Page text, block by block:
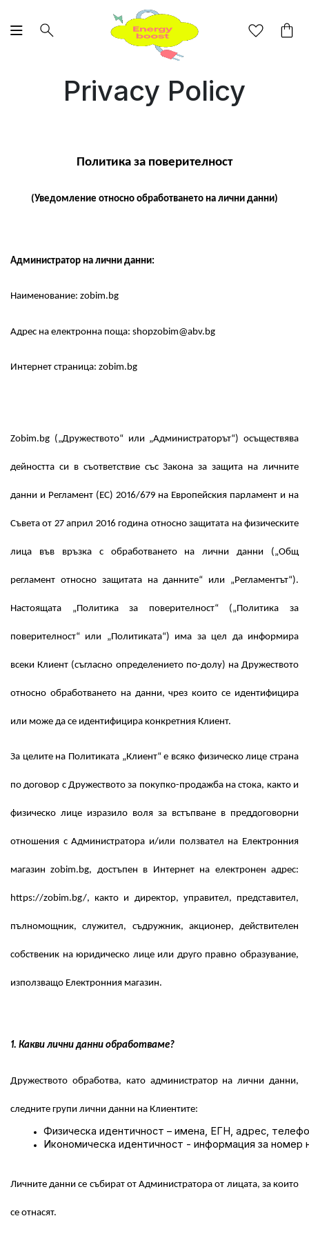
Privacy Policy
Политика за поверителност
(Уведомление относно обработването на лични данни)
Администратор на лични данни:
Наименование: zobim.bg
Адрес на електронна поща: shopzobim@abv.bg
Интернет страница: zobim.bg
Zobim.bg („Дружеството“ или „Администраторът“) осъществява
дейността си в съответствие със Закона за защита на личните
данни и Регламент (ЕС) 2016/679 на Европейския парламент и на
Съвета от 27 април 2016 година относно защитата на физическите
лица във връзка с обработването на лични данни („Общ
регламент относно защитата на данните“ или „Регламентът“).
Настоящата „Политика за поверителност“ („Политика за
поверителност“ или „Политиката“) има за цел да информира
всеки Клиент (съгласно определението по-долу) на Дружеството
относно обработването на данни, чрез които се идентифицира
или може да се идентифицира конкретния Клиент.
За целите на Политиката „Клиент“ е всяко физическо лице страна
по договор с Дружеството за покупко-продажба на стока, както и
физическо лице изразило воля за встъпване в преддоговорни
отношения с Администратора и/или ползвател на Електронния
магазин zobim.bg, достъпен в Интернет на електронен адрес:
https://zobim.bg/, както и директор, управител, представител,
пълномощник, служител, съдружник, акционер, действителен
собственик на юридическо лице или друго правно образувание,
използващо Електронния магазин.
1. Какви лични данни обработваме?
Дружеството обработва, като администратор на лични данни,
следните групи лични данни на Клиентите:
Физическа идентичност – имена, ЕГН, адрес,
Икономическа идентичност - информация за номер
Личните данни се събират от Администратора от лицата, за които
се отнасят.